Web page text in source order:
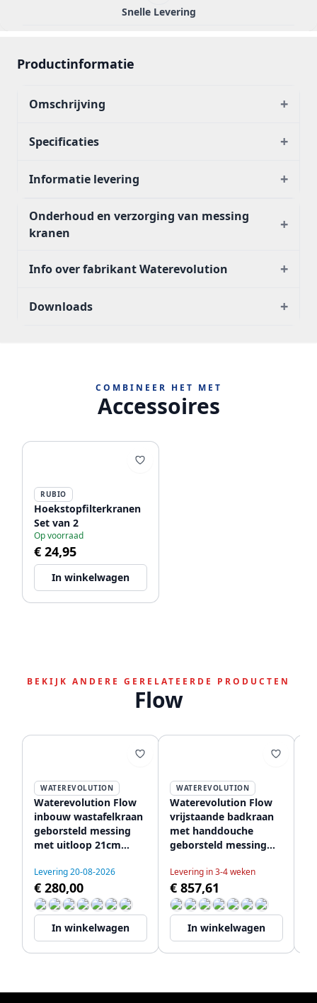
Snelle Levering
Productinformatie
Omschrijving +
Specificaties +
Informatie levering +
Onderhoud en verzorging van messing
kranen
+
Info over fabrikant Waterevolution +
Downloads +
COMBINEER HET MET
Accessoires
RUBIO
Hoekstopfilterkranen
Set van 2
Op voorraad
€ 24,95
In winkelwagen
BEKIJK ANDERE GERELATEERDE PRODUCTEN
Flow
WATEREVOLUTION
Waterevolution Flow
inbouw wastafelkraan
geborsteld messing
met uitloop 21cm
Levering 20-08-2026
€ 280,00
In winkelwagen
WATEREVOLUTION
Waterevolution Flow
vrijstaande badkraan
met handdouche
geborsteld messing
Levering in 3-4 weken
€ 857,61
In winkelwagen